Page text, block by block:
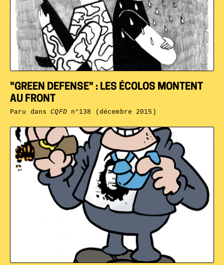
"GREEN DEFENSE" : LES ÉCOLOS MONTENT
AU FRONT
Paru dansCQFDn°138 (décembre 2015)